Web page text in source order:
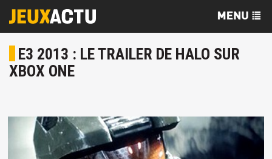
E3 2013 : LE TRAILER DE HALO SUR
XBOX ONE